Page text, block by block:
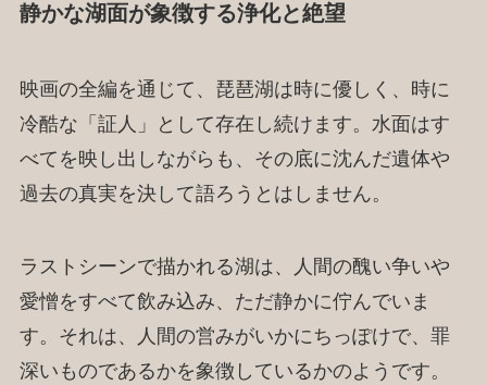
静かな湖面が象徴する浄化と絶望
映画の全編を通じて、琵琶湖は時に優しく、時に
冷酷な「証人」として存在し続けます。水面はす
べてを映し出しながらも、その底に沈んだ遺体や
過去の真実を決して語ろうとはしません。
ラストシーンで描かれる湖は、人間の醜い争いや
愛憎をすべて飲み込み、ただ静かに佇んでいま
す。それは、人間の営みがいかにちっぽけで、罪
深いものであるかを象徴しているかのようです。